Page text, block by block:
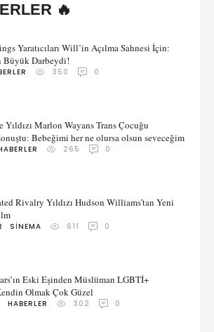
sevgiyi göstermeye cesaret eden kadınlara
görülen büyüleyici kadınların bazılarının
🔥
Yaratıcıları Will’in Açılma Sahnesi İçin:
Büyük Darbeydi!
350 0
Yıldızı Marlon Wayans Trans Çocuğu
Bebeğimi her ne olursa olsun seveceğim
265 0
Rivalry Yıldızı Hudson Williams’tan Yeni
SINEMA 611 0
Eski Eşinden Müslüman LGBTİ+
Olmak Çok Güzel
HABERLER 302 0